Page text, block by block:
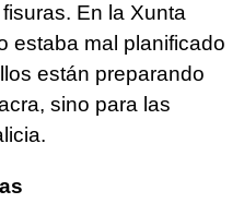
En la Xunta
estaba mal planificado
están preparando
sino para las